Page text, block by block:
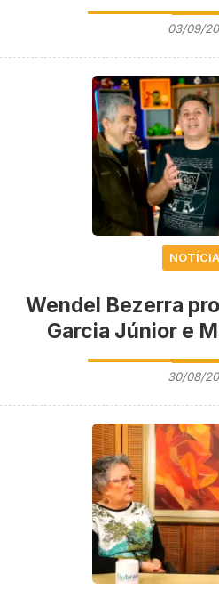
03/09/
Wendel Bezerra
Garcia Júnior e
30/08/